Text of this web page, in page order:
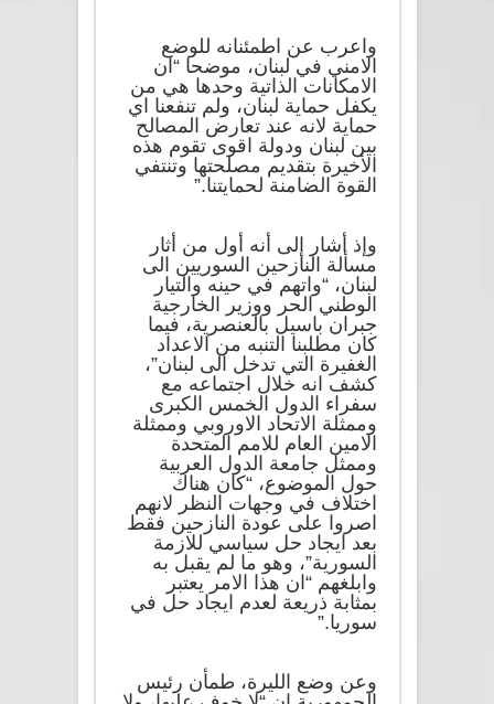
واعرب عن اطمئنانه للوضع
الامني في لبنان، موضحا “ان
الامكانات الذاتية وحدها هي من
يكفل حماية لبنان، ولم تنفعنا اي
حماية لانه عند تعارض المصالح
بين لبنان ودولة اقوى تقوم هذه
الأخيرة بتقديم مصلحتها وتنتفي
القوة الضامنة لحمايتنا.”
وإذ أشار إلى أنه أول من أثار
مسألة النازحين السوريين الى
لبنان، “واتهم في حينه والتيار
الوطني الحر ووزير الخارجية
جبران باسيل بالعنصرية، فيما
كان مطلبنا التنبه من الاعداد
الغفيرة التي تدخل الى لبنان”،
كشف انه خلال اجتماعه مع
سفراء الدول الخمس الكبرى
وممثلة الاتحاد الاوروبي وممثلة
الامين العام للامم المتحدة
وممثل جامعة الدول العربية
حول الموضوع، “كان هناك
اختلاف في وجهات النظر لانهم
اصروا على عودة النازحين فقط
بعد ايجاد حل سياسي للازمة
السورية”، وهو ما لم يقبل به
وابلغهم “ان هذا الامر يعتبر
بمثابة ذريعة لعدم ايجاد حل في
سوريا.”
وعن وضع الليرة، طمأن رئيس